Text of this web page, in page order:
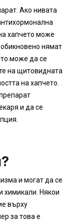
Ако нивата
хапчето може
нямат
може да се
на щитовидната
на хапчето.
и да се
и могат да се
химикали. Някои
върху
за това е